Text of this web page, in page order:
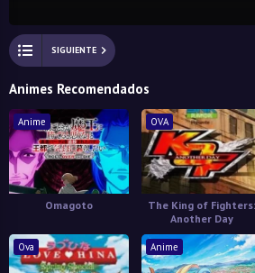
SIGUIENTE
Animes Recomendados
Anime
Omagoto
OVA
The King of Fighters:
Another Day
Ova Anime